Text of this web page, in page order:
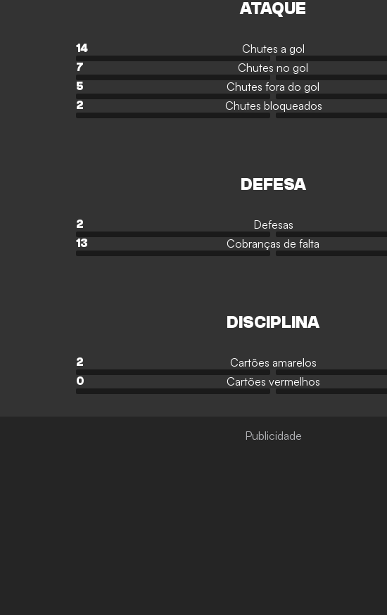
ATAQUE
14 Chutes a gol
7
Chutes no gol
5
Chutes fora do gol
2
Chutes bloqueados
DEFESA
2 Defesas
13
Cobranças de falta
DISCIPLINA
2 Cartões amarelos
0
Cartões vermelhos